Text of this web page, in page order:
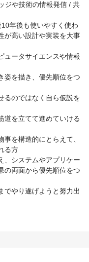
ジや技術の情報発信 / 共
年後も使いやすく使わ
が高い設計や実装を大事
ュータサイエンスや情報
姿を描き、優先順位をつ
るのではなく自ら仮説を
道を立てて進めていける
事を構造的にとらえて、
る方
、システムやアプリケー
の両面から優先順位をつ
でやり遂げようと努力出